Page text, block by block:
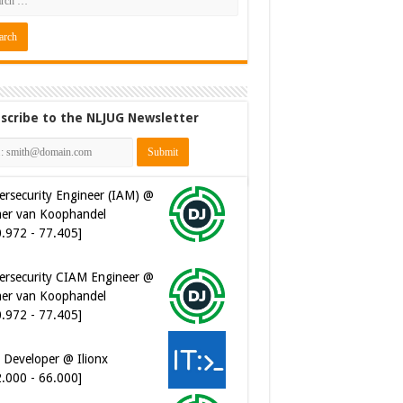
to the NLJUG Newsletter
Engineer (IAM) @
- 77.405]
CIAM Engineer @
van Koophandel
- 77.405]
Developer @ Ilionx
- 66.000]
- 90.000]